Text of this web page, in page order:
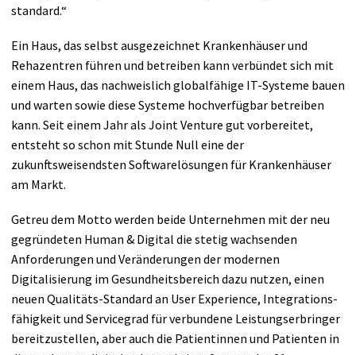
standard.“
Ein Haus, das selbst ausgezeichnet Krankenhäuser und
Rehazentren führen und betreiben kann verbündet sich mit
einem Haus, das nachweislich globalfähige IT-Systeme bauen
und warten sowie diese Systeme hochverfügbar betreiben
kann. Seit einem Jahr als Joint Venture gut vorbereitet,
entsteht so schon mit Stunde Null eine der
zukunftsweisendsten Softwarelösungen für Krankenhäuser
am Markt.
Getreu dem Motto werden beide Unternehmen mit der neu
gegründeten Human & Digital die stetig wachsenden
Anforderungen und Veränderungen der modernen
Digitalisierung im Gesundheitsbereich dazu nutzen, einen
neuen Qualitäts-Standard an User Experience, Integrations­
fähigkeit und Servicegrad für verbundene Leistungs­erbringer
bereitzustellen, aber auch die Patientinnen und Patienten in